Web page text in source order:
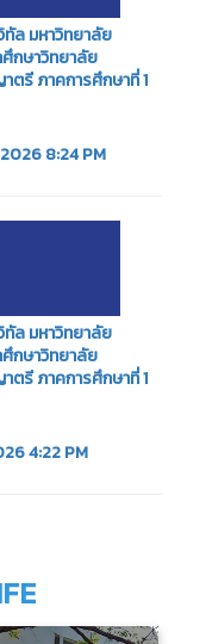
ล มหาวิทยาลัย
ศึกษาวิทยาลัย
รี ภาคการศึกษาที่ 1
8:24 PM
ล มหาวิทยาลัย
ศึกษาวิทยาลัย
รี ภาคการศึกษาที่ 1
4:22 PM